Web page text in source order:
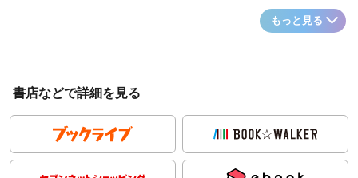
もっと見る
書店などで詳細を見る